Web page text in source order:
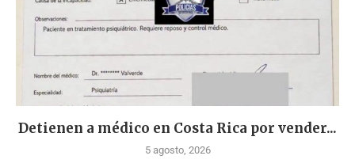
Detienen a médico en Costa Rica por vender...
5 agosto, 2026